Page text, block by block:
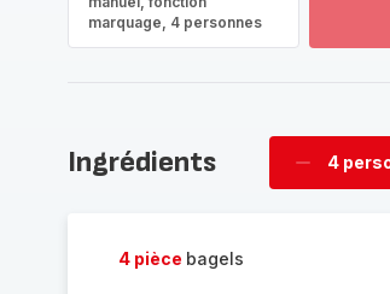
marquage, 4 personnes
Ingrédients
Supprimer
4
4 pièce bagels